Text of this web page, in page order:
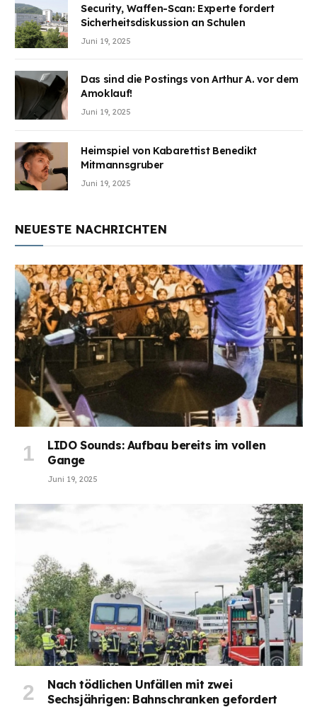
Security, Waffen-Scan: Experte fordert
Sicherheitsdiskussion an Schulen
Juni 19, 2025
Das sind die Postings von Arthur A. vor dem
Amoklauf!
Juni 19, 2025
Heimspiel von Kabarettist Benedikt
Mitmannsgruber
Juni 19, 2025
NEUESTE NACHRICHTEN
LIDO Sounds: Aufbau bereits im vollen
Gange
Juni 19, 2025
Nach tödlichen Unfällen mit zwei
Sechsjährigen: Bahnschranken gefordert